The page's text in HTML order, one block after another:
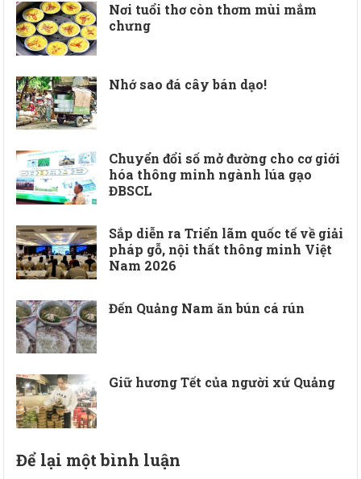
Nơi tuổi thơ còn thơm mùi mắm
chưng
Nhớ sao đá cây bán dạo!
Chuyển đổi số mở đường cho cơ giới
hóa thông minh ngành lúa gạo
ĐBSCL
Sắp diễn ra Triển lãm quốc tế về giải
pháp gỗ, nội thất thông minh Việt
Nam 2026
Đến Quảng Nam ăn bún cá rún
Giữ hương Tết của người xứ Quảng
Để lại một bình luận